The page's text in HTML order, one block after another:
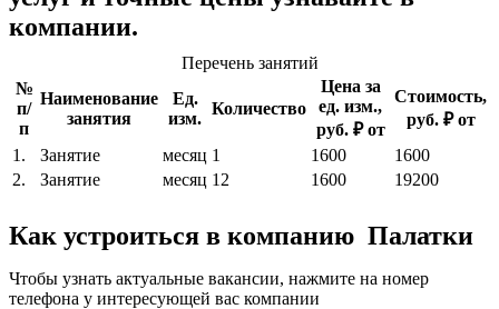
компании.
Перечень занятий
№
п/
п
Наименование
занятия
Ед.
изм.
Количество
Цена за
ед. изм.,
руб. ₽ от
Стоимость,
руб. ₽ от
1.
Занятие месяц 1 1600
1600
2.
Занятие месяц 12 1600 19200
Как устроиться в компанию Палатки
Чтобы узнать актуальные вакансии, нажмите на номер
телефона у интересующей вас компании